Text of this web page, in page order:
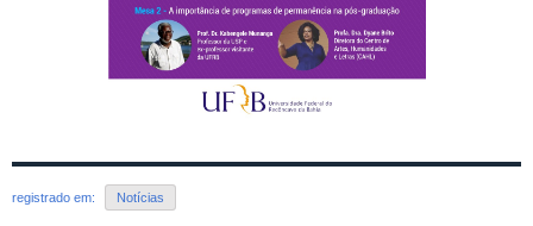
registrado em: Notícias